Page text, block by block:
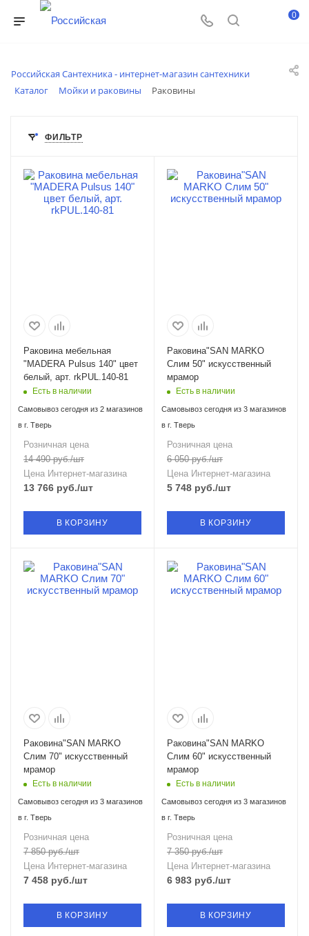
0
Российская Сантехника - интернет-магазин сантехники
Каталог
Мойки и раковины Раковины
ФИЛЬТР
Раковина мебельная
"MADERA Pulsus 140" цвет
белый, арт. rkPUL.140-81
Есть в наличии
Самовывоз сегодня из 2 магазинов
в г. Тверь
Розничная цена
14 490руб./шт
Цена Интернет-магазина
13 766 руб./шт
В КОРЗИНУ
Раковина"SAN MARKO
Слим 50" искусственный
мрамор
Есть в наличии
Самовывоз сегодня из 3 магазинов
в г. Тверь
Розничная цена
6 050руб./шт
Цена Интернет-магазина
5 748 руб./шт
В КОРЗИНУ
Раковина"SAN MARKO
Слим 70" искусственный
мрамор
Есть в наличии
Самовывоз сегодня из 3 магазинов
в г. Тверь
Розничная цена
7 850руб./шт
Цена Интернет-магазина
7 458 руб./шт
В КОРЗИНУ
Раковина"SAN MARKO
Слим 60" искусственный
мрамор
Есть в наличии
Самовывоз сегодня из 3 магазинов
в г. Тверь
Розничная цена
7 350руб./шт
Цена Интернет-магазина
6 983 руб./шт
В КОРЗИНУ